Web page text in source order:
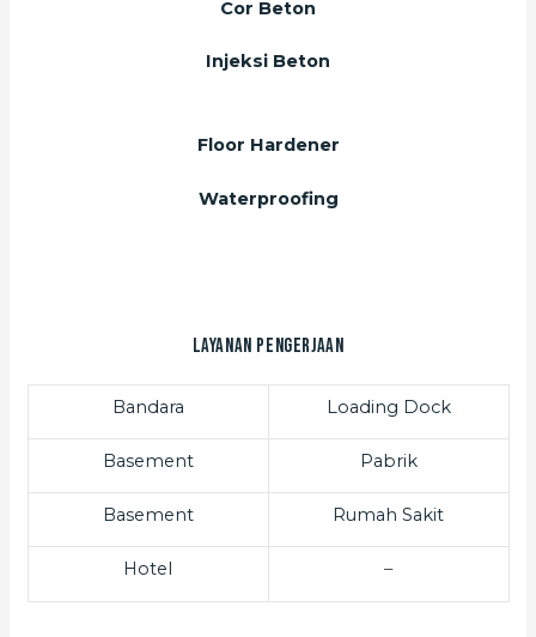
Cor Beton
Injeksi Beton
Floor Hardener
Waterproofing
Layanan Pengerjaan
Bandara Loading Dock
Basement Pabrik
Basement Rumah Sakit
Hotel –